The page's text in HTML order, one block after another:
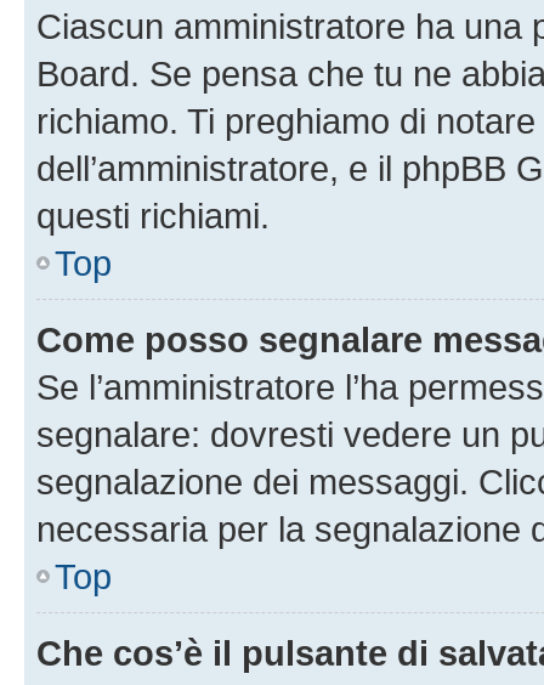
Ciascun amministratore ha una
Board. Se pensa che tu ne
richiamo. Ti preghiamo di
dell’amministratore, e il phpBB
questi richiami.
Top
Come posso segnalare
Se l’amministratore l’ha
segnalare: dovresti vedere un
segnalazione dei messaggi.
necessaria per la segnalazione
Top
Che cos’è il pulsante di